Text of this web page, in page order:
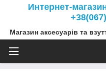
Интернет-
Магазин аксесуарів та